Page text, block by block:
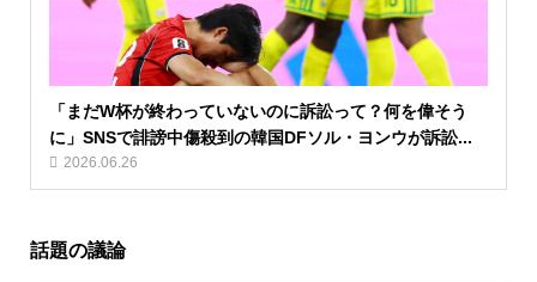
「まだW杯が終わっていないのに訴訟って？何を偉そう
に」SNSで誹謗中傷殺到の韓国DFソル・ヨンウが訴訟...
2026.06.26
話題の議論